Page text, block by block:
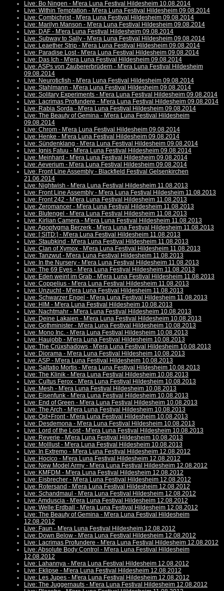
Live: Bo Ningen - M'era Luna Festival Hildesheim 10.08.2014
Live: Within Temptation - M'era Luna Festival Hildesheim 09.08.2014
Live: Combichrist - M'era Luna Festival Hildesheim 09.08.2014
Live: Marilyn Manson - M'era Luna Festival Hildesheim 09.08.2014
Live: DAF - M'era Luna Festival Hildesheim 09.08.2014
Live: Subway to Sally - M'era Luna Festival Hildesheim 09.08.2014
Live: Leaether Strip - M'era Luna Festival Hildesheim 09.08.2014
Live: Paradise Lost - M'era Luna Festival Hildesheim 09.08.2014
Live: Das Ich - M'era Luna Festival Hildesheim 09.08.2014
Live: ASPs von Zaubererbrüdern - M'era Luna Festival Hildesheim
09.08.2014
Live: Neuroticfish - M'era Luna Festival Hildesheim 09.08.2014
Live: Stahlmann - M'era Luna Festival Hildesheim 09.08.2014
Live: Solitary Experiments - M'era Luna Festival Hildesheim 09.08.2014
Live: Lacrimas Profundere - M'era Luna Festival Hildesheim 09.08.2014
Live: Rabia Sorda - M'era Luna Festival Hildesheim 09.08.2014
Live: The Beauty of Gemina - M'era Luna Festival Hildesheim
09.08.2014
Live: Chrom - M'era Luna Festival Hildesheim 09.08.2014
Live: Henke - M'era Luna Festival Hildesheim 09.08.2014
Live: Sündenklang - M'era Luna Festival Hildesheim 09.08.2014
Live: Ignis Fatuu - M'era Luna Festival Hildesheim 09.08.2014
Live: Meinhard - M'era Luna Festival Hildesheim 09.08.2014
Live: Aeverium - M'era Luna Festival Hildesheim 09.08.2014
Live: Front Line Assembly - Blackfield Festival Gelsenkirchen
21.06.2014
Live: Nightwish - M'era Luna Festival Hildesheim 11.08.2013
Live: Front Line Assembly - M'era Luna Festival Hildesheim 11.08.2013
Live: Front 242 - M'era Luna Festival Hildesheim 11.08.2013
Live: Zeromancer - M'era Luna Festival Hildesheim 11.08.2013
Live: Blutengel - M'era Luna Festival Hildesheim 11.08.2013
Live: Kirlian Camera - M'era Luna Festival Hildesheim 11.08.2013
Live: Apoptygma Berzerk - M'era Luna Festival Hildesheim 11.08.2013
Live: [:SITD:] - M'era Luna Festival Hildesheim 11.08.2013
Live: Staubkind - M'era Luna Festival Hildesheim 11.08.2013
Live: Clan of Xymox - M'era Luna Festival Hildesheim 11.08.2013
Live: Tanzwut - M'era Luna Festival Hildesheim 11.08.2013
Live: In the Nursery - M'era Luna Festival Hildesheim 11.08.2013
Live: The 69 Eyes - M'era Luna Festival Hildesheim 11.08.2013
Live: Eden weint im Grab - M'era Luna Festival Hildesheim 11.08.2013
Live: Coppelius - M'era Luna Festival Hildesheim 11.08.2013
Live: Unzucht - M'era Luna Festival Hildesheim 11.08.2013
Live: Schwarzer Engel - M'era Luna Festival Hildesheim 11.08.2013
Live: HIM - M'era Luna Festival Hildesheim 10.08.2013
Live: Nachtmahr - M'era Luna Festival Hildesheim 10.08.2013
Live: Deine Lakaien - M'era Luna Festival Hildesheim 10.08.2013
Live: Gothminister - M'era Luna Festival Hildesheim 10.08.2013
Live: Mono Inc. - M'era Luna Festival Hildesheim 10.08.2013
Live: Haujobb - M'era Luna Festival Hildesheim 10.08.2013
Live: The Crüxshadows - M'era Luna Festival Hildesheim 10.08.2013
Live: Diorama - M'era Luna Festival Hildesheim 10.08.2013
Live: ASP - M'era Luna Festival Hildesheim 10.08.2013
Live: Saltatio Mortis - M'era Luna Festival Hildesheim 10.08.2013
Live: The Klinik - M'era Luna Festival Hildesheim 10.08.2013
Live: Cultus Ferox - M'era Luna Festival Hildesheim 10.08.2013
Live: Mesh - M'era Luna Festival Hildesheim 10.08.2013
Live: Eisenfunk - M'era Luna Festival Hildesheim 10.08.2013
Live: End of Green - M'era Luna Festival Hildesheim 10.08.2013
Live: The Arch - M'era Luna Festival Hildesheim 10.08.2013
Live: Ost+Front - M'era Luna Festival Hildesheim 10.08.2013
Live: Desdemona - M'era Luna Festival Hildesheim 10.08.2013
Live: Lord of the Lost - M'era Luna Festival Hildesheim 10.08.2013
Live: Reverie - M'era Luna Festival Hildesheim 10.08.2013
Live: Molllust - M'era Luna Festival Hildesheim 10.08.2013
Live: In Extremo - M'era Luna Festival Hildesheim 12.08.2012
Live: Hocico - M'era Luna Festival Hildesheim 12.08.2012
Live: New Model Army - M'era Luna Festival Hildesheim 12.08.2012
Live: KMFDM - M'era Luna Festival Hildesheim 12.08.2012
Live: Eisbrecher - M'era Luna Festival Hildesheim 12.08.2012
Live: Rotersand - M'era Luna Festival Hildesheim 12.08.2012
Live: Schandmaul - M'era Luna Festival Hildesheim 12.08.2012
Live: Amduscia - M'era Luna Festival Hildesheim 12.08.2012
Live: Welle:Erdball - M'era Luna Festival Hildesheim 12.08.2012
Live: The Beauty of Gemina - M'era Luna Festival Hildesheim
12.08.2012
Live: Faun - M'era Luna Festival Hildesheim 12.08.2012
Live: Down Below - M'era Luna Festival Hildesheim 12.08.2012
Live: Lacrimas Profundere - M'era Luna Festival Hildesheim 12.08.2012
Live: Absolute Body Control - M'era Luna Festival Hildesheim
12.08.2012
Live: Lahannya - M'era Luna Festival Hildesheim 12.08.2012
Live: Eklipse - M'era Luna Festival Hildesheim 12.08.2012
Live: Les Jupes - M'era Luna Festival Hildesheim 12.08.2012
Live: The Juggernauts - M'era Luna Festival Hildesheim 12.08.2012